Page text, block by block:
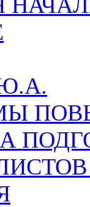
Ю.А.